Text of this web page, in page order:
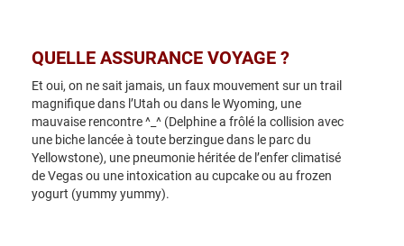
QUELLE ASSURANCE VOYAGE ?
Et oui, on ne sait jamais, un faux mouvement sur un trail
magnifique dans l’Utah ou dans le Wyoming, une
mauvaise rencontre ^_^ (Delphine a frôlé la collision avec
une biche lancée à toute berzingue dans le parc du
Yellowstone), une pneumonie héritée de l’enfer climatisé
de Vegas ou une intoxication au cupcake ou au frozen
yogurt (yummy yummy).